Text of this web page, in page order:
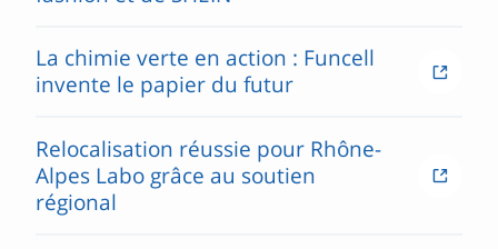
La chimie verte en action : Funcell
invente le papier du futur
Relocalisation réussie pour Rhône-
Alpes Labo grâce au soutien
régional